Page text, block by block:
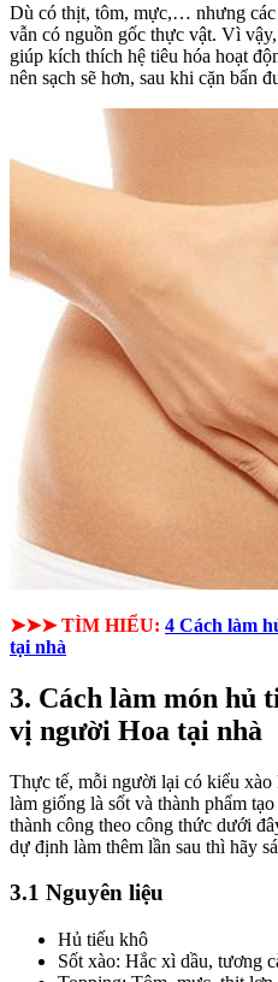
Dù có thịt, tôm, mực,… nhưng các
vẫn có nguồn gốc thực vật. Vì
giúp kích thích hệ tiêu hóa hoạt
nên sạch sẽ hơn, sau khi cặn bẩn
➤➤➤ TÌM HIỂU: 4 Cách làm
tại nhà
3. Cách làm món hủ
vị người Hoa tại nhà
Thực tế, mỗi người lại có kiểu xào
làm giống là sốt và thành phẩm
thành công theo công thức dưới
dự định làm thêm lần sau thì hãy
3.1 Nguyên liệu
Hủ tiếu khô
Sốt xào: Hắc xì dầu, tương